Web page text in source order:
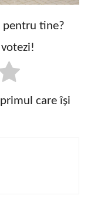
pentru tine?
care își